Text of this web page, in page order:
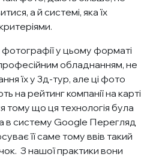
а й системі, яка їх
фотографії у цьому форматі
обладнанням, не
їх у 3д-тур, але ці фото
на рейтинг компанії на карті
тому що ця технологія була
в систему Google Перегляд
її саме тому ввів такий
З нашої практики вони